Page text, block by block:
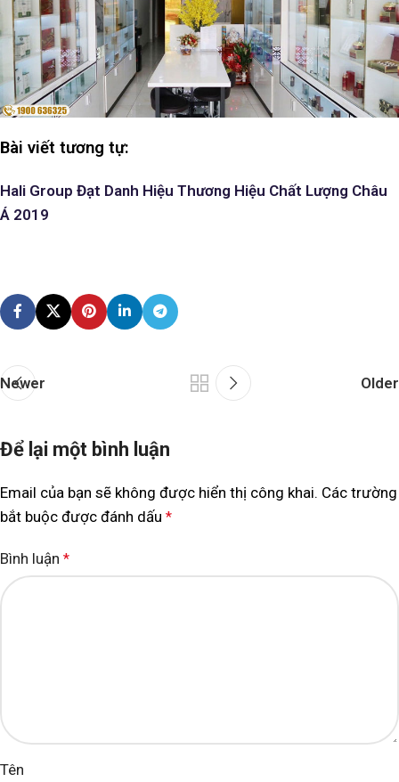
Bài viết tương tự:
Hali Group Đạt Danh Hiệu Thương Hiệu Chất Lượng Châu
Á 2019
Newer Older
Để lại một bình luận
Email của bạn sẽ không được hiển thị công khai. Các trường
bắt buộc được đánh dấu *
Bình luận *
Tên